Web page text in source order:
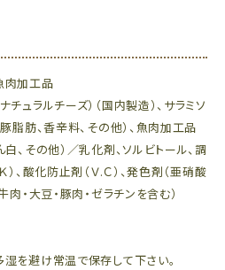
肉加工品
ュラルチーズ）（国内製造）、サラミソ
脂肪、香辛料、その他）、魚肉加工品
、その他）／乳化剤、ソルビトール、調
）、酸化防止剤（Ｖ.Ｃ）、発色剤（亜硝酸
肉・大豆・豚肉・ゼラチンを含む）
を避け常温で保存して下さい。